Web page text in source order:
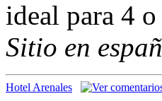
ideal para 4
Sitio en
Hotel Arenales